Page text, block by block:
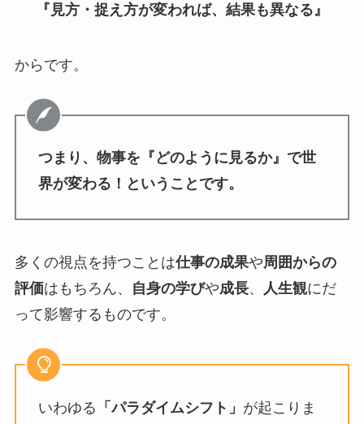
『見方・捉え方が変われば、結果も異なる』
からです。
つまり、物事を『どのように見るか』で世
界が変わる！ということです。
多くの視点を持つことは仕事の成果や周囲からの
評価はもちろん、 自身の学びや成長、 人生観にだ
って影響するものです。
いわゆる 「パラダイムシフト」 が起こりま